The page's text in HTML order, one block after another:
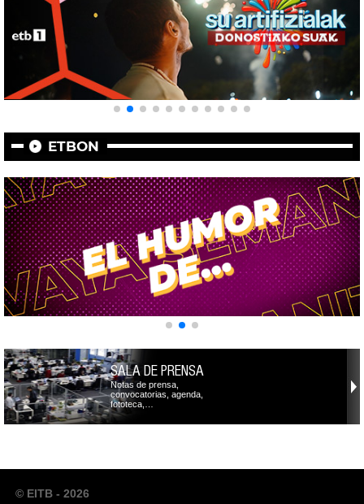
ETBON
SALA DE PRENSA
Notas de prensa,
convocatorias, agenda,
fototeca,…
© EITB - 2026